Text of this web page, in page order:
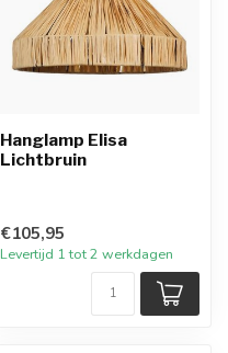
Hanglamp Elisa
Lichtbruin
€105,95
Levertijd 1 tot 2 werkdagen